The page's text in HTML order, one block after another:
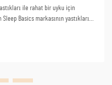
ile rahat bir uyku için
Basics markasının yastıkları